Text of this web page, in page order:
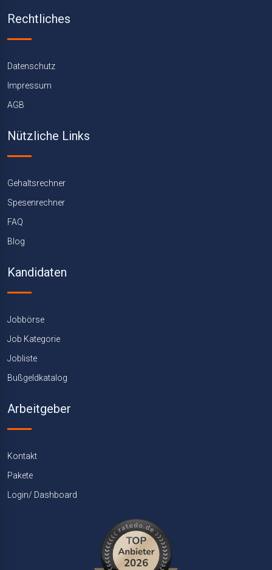
Rechtliches
Datenschutz
Impressum
AGB
Nützliche Links
Gehaltsrechner
Spesenrechner
FAQ
Blog
Kandidaten
Jobbörse
Job Kategorie
Jobliste
Bußgeldkatalog
Arbeitgeber
Kontakt
Pakete
Login/ Dashboard